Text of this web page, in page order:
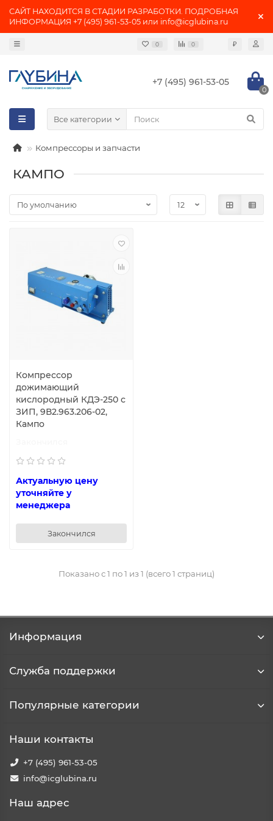
САЙТ НАХОДИТСЯ В СТАДИИ РАЗРАБОТКИ. ПОДРОБНАЯ
ИНФОРМАЦИЯ +7 (495) 961-53-05 или info@icglubina.ru
0 0 ₽
+7 (495) 961-53-05
0
Все категории
Компрессоры и запчасти
КАМПО
Компрессор
дожимающий
кислородный КДЭ-250 с
ЗИП, 9В2.963.206-02,
Кампо
Актуальную цену
уточняйте у
менеджера
Закончился
Показано с 1 по 1 из 1 (всего 1 страниц)
Информация
Служба поддержки
Популярные категории
Наши контакты
+7 (495) 961-53-05
info@icglubina.ru
Наш адрес